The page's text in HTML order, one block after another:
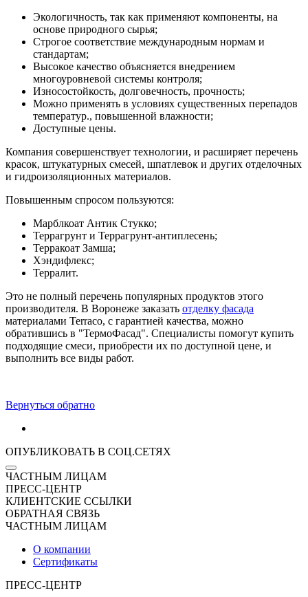
Экологичность, так как применяют компоненты, на
основе природного сырья;
Строгое соответствие международным нормам и
стандартам;
Высокое качество объясняется внедрением
многоуровневой системы контроля;
Износостойкость, долговечность, прочность;
Можно применять в условиях существенных перепадов
температур., повышенной влажности;
Доступные цены.
Компания совершенствует технологии, и расширяет перечень
красок, штукатурных смесей, шпатлевок и других отделочных
и гидроизоляционных материалов.
Повышенным спросом пользуются:
Марблкоат Антик Стукко;
Террагрунт и Террагрунт-антиплесень;
Терракоат Замша;
Хэндифлекс;
Терралит.
Это не полный перечень популярных продуктов этого
производителя. В Воронеже заказать отделку фасада
материалами Terraco, с гарантией качества, можно
обратившись в "ТермоФасад". Специалисты помогут купить
подходящие смеси, приобрести их по доступной цене, и
выполнить все виды работ.
Вернуться обратно
ОПУБЛИКОВАТЬ В СОЦ.СЕТЯХ
ЧАСТНЫМ ЛИЦАМ
ПРЕСС-ЦЕНТР
КЛИЕНТСКИЕ ССЫЛКИ
ОБРАТНАЯ СВЯЗЬ
ЧАСТНЫМ ЛИЦАМ
О компании
Сертификаты
ПРЕСС-ЦЕНТР